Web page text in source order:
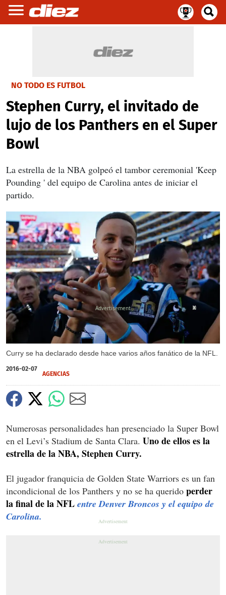
NO TODO ES FUTBOL
Stephen Curry, el invitado de
lujo de los Panthers en el Super
Bowl
La estrella de la NBA golpeó el tambor ceremonial 'Keep
Pounding ' del equipo de Carolina antes de iniciar el
partido.
Curry se ha declarado desde hace varios años fanático de la NFL.
X
X
2016-02-07
AGENCIAS
Numerosas personalidades han presenciado la Super Bowl
en el Levi’s Stadium de Santa Clara. Uno de ellos es la
estrella de la NBA, Stephen Curry.
El jugador franquicia de Golden State Warriors es un fan
incondicional de los Panthers y no se ha querido perder
la final de la NFL entre Denver Broncos y el equipo de
Carolina.